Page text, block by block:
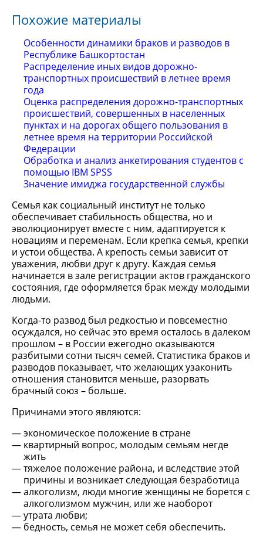
Похожие материалы
Особенности динамики браков и разводов в
Республике Башкортостан
Распределение иных видов дорожно-
транспортных происшествий в летнее время
года
Оценка распределения дорожно-транспортных
происшествий, совершенных в населенных
пунктах и на дорогах общего пользования в
летнее время на территории Российской
Федерации
Обработка и анализ анкетирования студентов с
помощью IBM SPSS
Значение имиджа государственной службы
Семья как социальный институт не только
обеспечивает стабильность общества, но и
эволюционирует вместе с ним, адаптируется к
новациям и переменам. Если крепка семья, крепки
и устои общества. А крепость семьи зависит от
уважения, любви друг к другу. Каждая семья
начинается в зале регистрации актов гражданского
состояния, где оформляется брак между молодыми
людьми.
Когда-то развод был редкостью и повсеместно
осуждался, но сейчас это время осталось в далеком
прошлом – в России ежегодно оказываются
разбитыми сотни тысяч семей. Статистика браков и
разводов показывает, что желающих узаконить
отношения становится меньше, разорвать
брачный союз – больше.
Причинами этого являются:
экономическое положение в стране
квартирный вопрос, молодым семьям негде
жить
тяжелое положение района, и вследствие этой
причины и возникает следующая безработица
алкоголизм, люди многие женщины не борется с
алкоголизмом мужчин, или же наоборот
утрата любви;
бедность, семья не может себя обеспечить.